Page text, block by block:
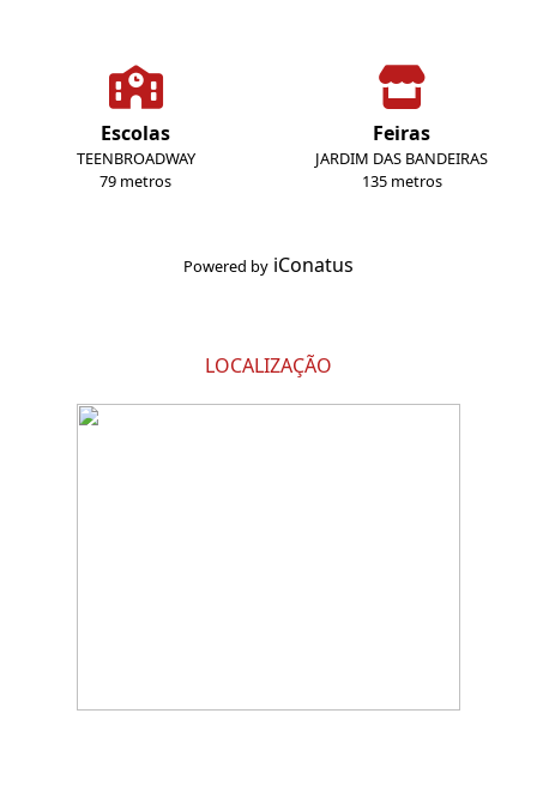
Escolas
TEENBROADWAY
79 metros
Feiras
JARDIM DAS BANDEIRAS
135 metros
Powered by iConatus
LOCALIZAÇÃO